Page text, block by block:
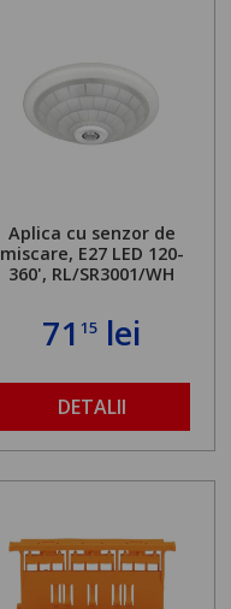
Aplica cu senzor de
miscare, E27 LED 120-
360', RL/SR3001/WH
7115 lei
DETALII